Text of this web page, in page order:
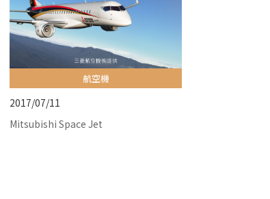
航空機
2017/07/11
Mitsubishi Space Jet